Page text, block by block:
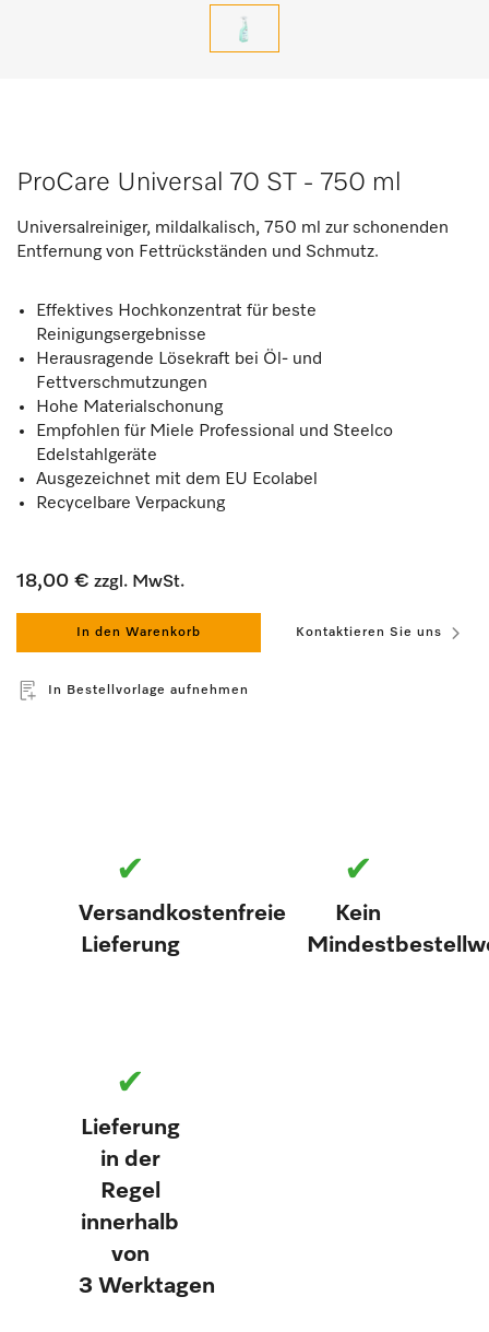
ProCare Universal 70 ST - 750 ml
Universalreiniger, mildalkalisch, 750 ml zur schonenden
Entfernung von Fettrückständen und Schmutz.
Effektives Hochkonzentrat für beste
Reinigungsergebnisse
Herausragende Lösekraft bei Öl- und
Fettverschmutzungen
Hohe Materialschonung
Empfohlen für Miele Professional und Steelco
Edelstahlgeräte
Ausgezeichnet mit dem EU Ecolabel
Recycelbare Verpackung
18,00 € zzgl. MwSt.
In den Warenkorb Kontaktieren Sie uns
In Bestellvorlage aufnehmen
✔
Versandkostenfreie
Lieferung
✔
Kein
✔
Lieferung
in der
Regel
innerhalb
von
3 Werktagen